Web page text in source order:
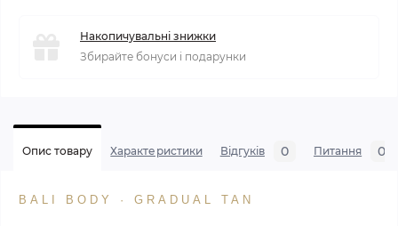
Накопичувальні знижки
Збирайте бонуси і подарунки
Опис товару Характеристики Відгуків 0 Питання 0
BALI BODY · GRADUAL TAN